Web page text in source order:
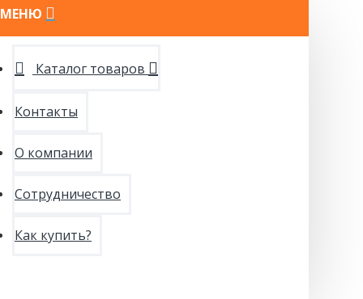
МЕНЮ
Каталог товаров
Контакты
О компании
Сотрудничество
Как купить?